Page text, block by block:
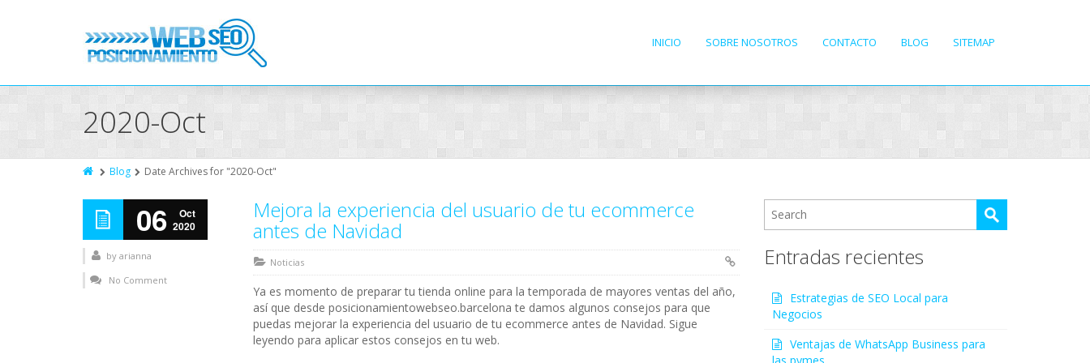
INICIO SOBRE NOSOTROS CONTACTO BLOG SITEMAP
2020-Oct
Blog Date Archives for "2020-Oct"
06
Oct
2020
by arianna
No Comment
Mejora la experiencia del usuario de tu ecommerce
antes de Navidad
Noticias
Ya es momento de preparar tu tienda online para la temporada de mayores ventas del año,
así que desde posicionamientowebseo.barcelona te damos algunos consejos para que
puedas mejorar la experiencia del usuario de tu ecommerce antes de Navidad. Sigue
leyendo para aplicar estos consejos en tu web.
Entradas recientes
Estrategias de SEO Local para
Negocios
Ventajas de WhatsApp Business para